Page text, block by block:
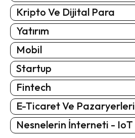
Kripto Ve Dijital Para
Yatırım
Mobil
Startup
Fintech
E-Ticaret Ve Pazaryerleri
Nesnelerin İnterneti - IoT